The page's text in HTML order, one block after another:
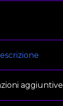
aggiuntive